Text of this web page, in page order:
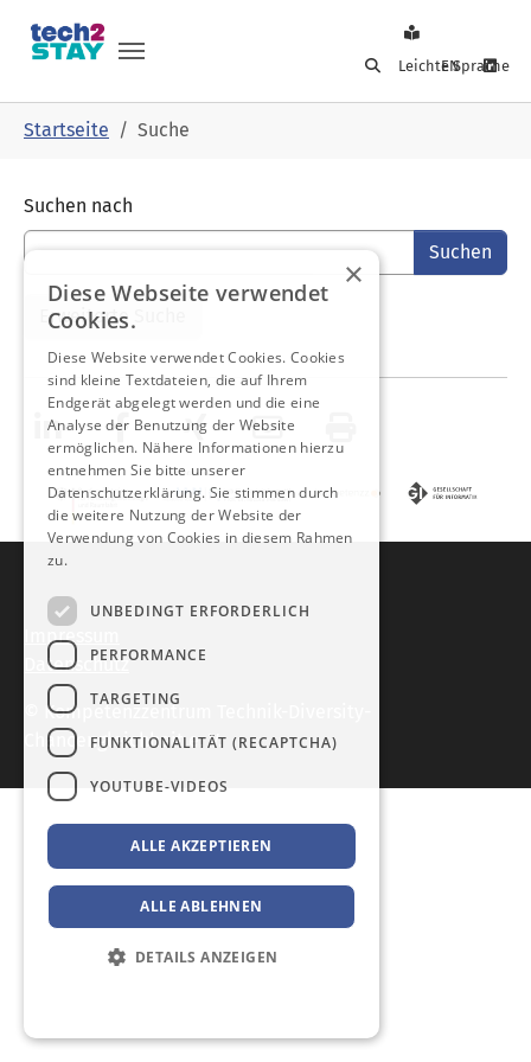
Leichte Sprache
EN
Startseite Suche
Suchformular
Suchen nach
Erweiterte Suche
Impressum
Datenschutz
© Kompetenzzentrum Technik-Diversity-
Chancengleichheit e. V.
×
Diese Webseite verwendet
Cookies.
Diese Website verwendet Cookies. Cookies
sind kleine Textdateien, die auf Ihrem
Endgerät abgelegt werden und die eine
Analyse der Benutzung der Website
ermöglichen. Nähere Informationen hierzu
entnehmen Sie bitte unserer
Datenschutzerklärung. Sie stimmen durch
die weitere Nutzung der Website der
Verwendung von Cookies in diesem Rahmen
zu.
UNBEDINGT ERFORDERLICH
PERFORMANCE
TARGETING
FUNKTIONALITÄT (RECAPTCHA)
YOUTUBE-VIDEOS
ALLE AKZEPTIEREN
ALLE ABLEHNEN
DETAILS ANZEIGEN